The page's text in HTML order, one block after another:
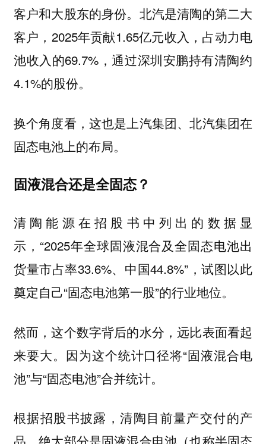
客户和大股东的身份。北汽是清陶的第二大
客户，2025年贡献1.65亿元收入，占动力电
池收入的69.7%，通过深圳安鹏持有清陶约
4.1%的股份。
换个角度看，这也是上汽集团、北汽集团在
固态电池上的布局。
固液混合还是全固态？
清陶能源在招股书中列出的数据显
示，“2025年全球固液混合及全固态电池出
货量市占率33.6%、中国44.8%”，试图以此
奠定自己“固态电池第一股”的行业地位。
然而，这个数字背后的水分，远比表面看起
来要大。因为这个统计口径将“固液混合电
池”与“固态电池”合并统计。
根据招股书披露，清陶目前量产交付的产